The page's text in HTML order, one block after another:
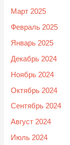
Март 2025
Февраль 2025
Январь 2025
Декабрь 2024
Ноябрь 2024
Октябрь 2024
Сентябрь 2024
Август 2024
Июль 2024